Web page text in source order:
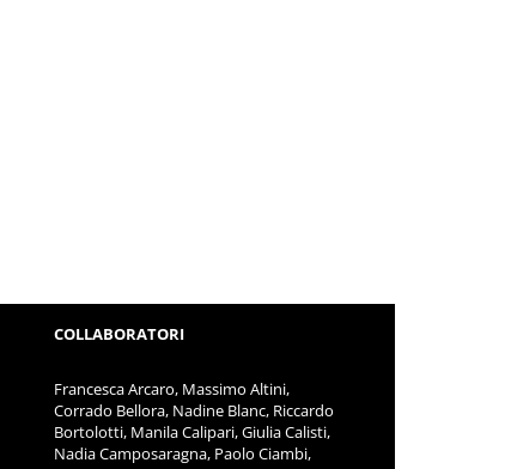
COLLABORATORI
Francesca Arcaro, Massimo Altini,
Corrado Bellora, Nadine Blanc, Riccardo
Bortolotti, Manila Calipari, Giulia Calisti,
Nadia Camposaragna, Paolo Ciambi,